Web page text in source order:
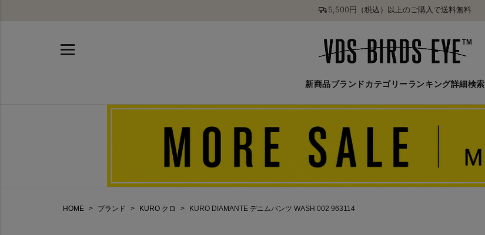
5,500円（税込）以上のご購入で送料無料
新商品ブランド カテゴリーランキング詳細検索
HOME ブランド KURO クロ KURO DIAMANTE デニムパンツ WASH 002 963114